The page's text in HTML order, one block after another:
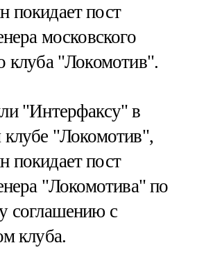
пост
московского
клуба "Локомотив".
"Интерфаксу" в
"Локомотив",
пост
"Локомотива" по
соглашению с
клуба.